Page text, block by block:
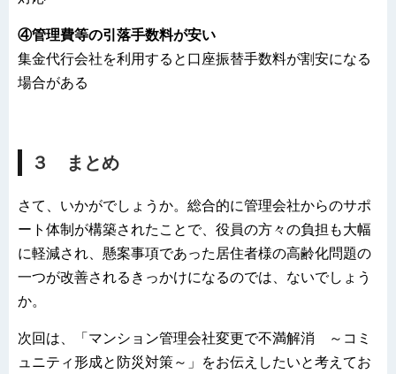
④管理費等の引落手数料が安い
集金代行会社を利用すると口座振替手数料が割安になる
場合がある
３ まとめ
さて、いかがでしょうか。総合的に管理会社からのサポ
ート体制が構築されたことで、役員の方々の負担も大幅
に軽減され、懸案事項であった居住者様の高齢化問題の
一つが改善されるきっかけになるのでは、ないでしょう
か。
次回は、「マンション管理会社変更で不満解消 ～コミ
ュニティ形成と防災対策～」をお伝えしたいと考えてお